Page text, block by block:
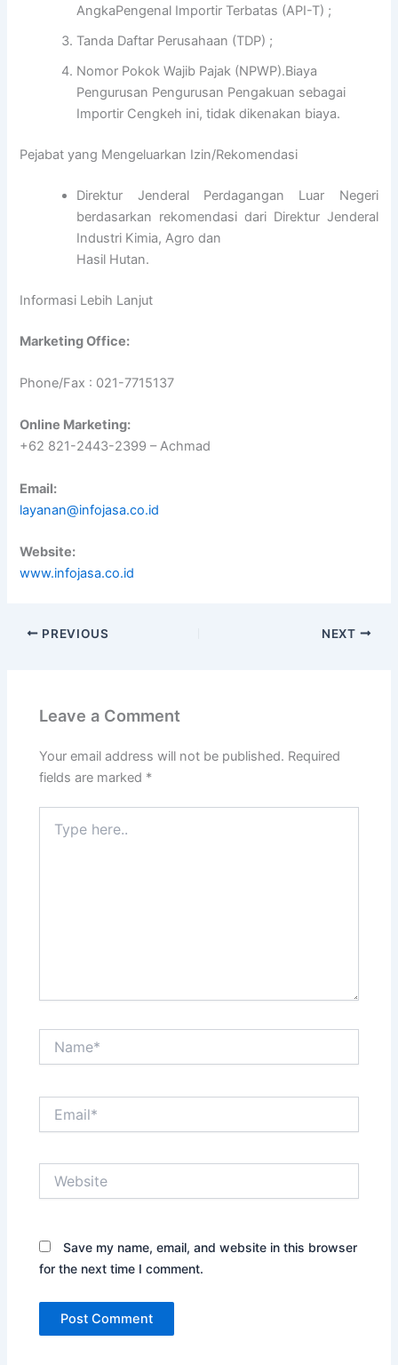
AngkaPengenal Importir Terbatas (API-T) ;
Tanda Daftar Perusahaan (TDP) ;
Nomor Pokok Wajib Pajak (NPWP).Biaya
Pengurusan Pengurusan Pengakuan sebagai
Importir Cengkeh ini, tidak dikenakan biaya.
Pejabat yang Mengeluarkan Izin/Rekomendasi
Direktur Jenderal Perdagangan Luar Negeri
berdasarkan rekomendasi dari Direktur Jenderal
Industri Kimia, Agro dan
Hasil Hutan.
Informasi Lebih Lanjut
Marketing Office:
Phone/Fax : 021-7715137
Online Marketing:
+62 821-2443-2399 – Achmad
Email:
layanan@infojasa.co.id
Website:
www.infojasa.co.id
PREVIOUS NEXT
Leave a Comment
Your email address will not be published. Required
fields are marked *
here..
Save my name, email, and website in this browser
for the next time I comment.